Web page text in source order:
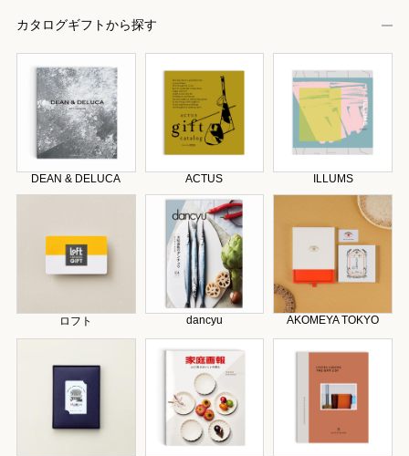
カタログギフトから探す
DEAN & DELUCA ACTUS ILLUMS
ロフト dancyu AKOMEYA TOKYO